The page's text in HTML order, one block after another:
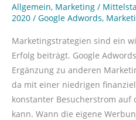
Allgemein, Marketing /
2020 / Google Adwords,
Marketingstrategien sind ein
Erfolg beiträgt. Google
Ergänzung zu anderen
da mit einer niedrigen
konstanter Besucherstrom auf
kann. Wann die eigene